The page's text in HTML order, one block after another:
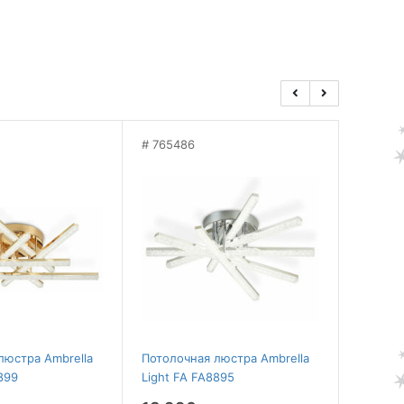
Ambrella
765486
Потолочная люстра Ambrella
Light FA FA8895
Light